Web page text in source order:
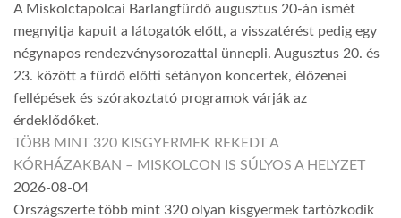
A Miskolctapolcai Barlangfürdő augusztus 20-án ismét
megnyitja kapuit a látogatók előtt, a visszatérést pedig egy
négynapos rendezvénysorozattal ünnepli. Augusztus 20. és
23. között a fürdő előtti sétányon koncertek, élőzenei
fellépések és szórakoztató programok várják az
érdeklődőket.
TÖBB MINT 320 KISGYERMEK REKEDT A
KÓRHÁZAKBAN – MISKOLCON IS SÚLYOS A HELYZET
2026-08-04
Országszerte több mint 320 olyan kisgyermek tartózkodik